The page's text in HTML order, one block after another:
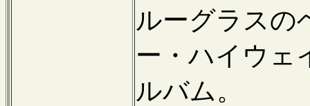
ルーグラスの
ー・ハイウェ
ルバム。